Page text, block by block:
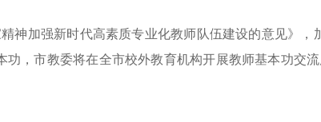
加强新时代高素质专业化教师队伍建设的意见》，
，市教委将在全市校外教育机构开展教师基本功交流